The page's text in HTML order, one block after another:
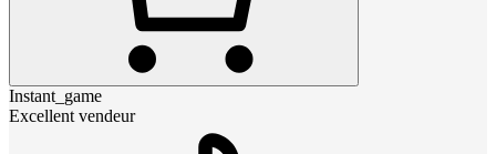
Instant_game
Excellent vendeur